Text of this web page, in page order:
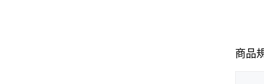
商品